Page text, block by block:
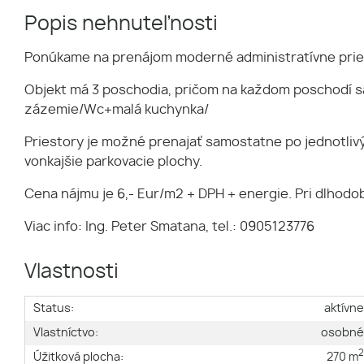
Popis nehnuteľnosti
Ponúkame na prenájom moderné administratívne
Objekt má 3 poschodia, pričom na každom
zázemie/Wc+malá kuchynka/
Priestory je možné prenajať samostatne po
vonkajšie parkovacie plochy.
Cena nájmu je 6,- Eur/m2 + DPH + energie. Pri
Viac info: Ing. Peter Smatana, tel.: 0905123776
Vlastnosti
Status:
aktívne
Vlastníctvo:
osobné
Úžitková plocha:
270 m2